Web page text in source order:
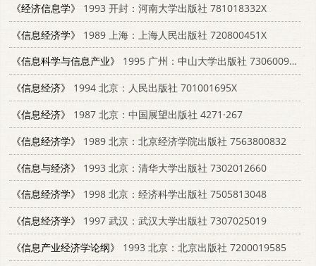
《经济信息学》
1993 开封：河南大学出版社 781018332X
《信息经济学》
1989 上海：上海人民出版社 720800451X
《信息科学与信息产业》
1995 广州：中山大学出版社 7306009664
《信息经济》
1994 北京：人民出版社 701001695X
《信息经济》
1987 北京：中国展望出版社 4271·267
《信息经济学》
1989 北京：北京经济学院出版社 7563800832
《信息与经济》
1993 北京：清华大学出版社 7302012660
《信息经济学》
1998 北京：经济科学出版社 7505813048
《信息经济学》
1997 武汉：武汉大学出版社 7307025019
《信息产业经济学论纲》
1993 北京：北京出版社 7200019585